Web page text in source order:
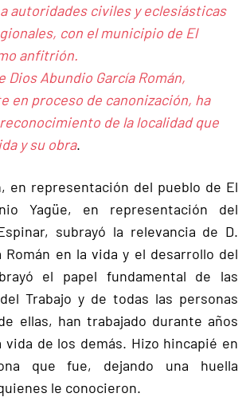
autoridades civiles y eclesiásticas
con el municipio de El
anfitrión.
Dios Abundio García Román,
en proceso de canonización, ha
de la localidad que
y su obra.
en representación del pueblo de El
Yagüe, en representación del
subrayó la relevancia de D.
Román en la vida y el desarrollo del
el papel fundamental de las
Trabajo y de todas las personas
ellas, han trabajado durante años
vida de los demás. Hizo hincapié en
que fue, dejando una huella
le conocieron.